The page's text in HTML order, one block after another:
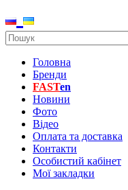
Головна
Бренди
FASTen
Новини
Фото
Відео
Оплата та доставка
Контакти
Особистий кабінет
Мої закладки